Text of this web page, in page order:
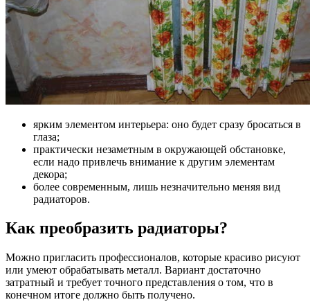
ярким элементом интерьера: оно будет сразу бросаться в
глаза;
практически незаметным в окружающей обстановке,
если надо привлечь внимание к другим элементам
декора;
более современным, лишь незначительно меняя вид
радиаторов.
Как преобразить радиаторы?
Можно пригласить профессионалов, которые красиво рисуют
или умеют обрабатывать металл. Вариант достаточно
затратный и требует точного представления о том, что в
конечном итоге должно быть получено.